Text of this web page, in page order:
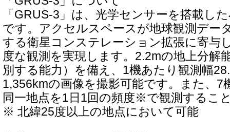
「GRUS-3」は、光学センサーを搭載し
です。アクセルスペースが地球観測デー
する衛星コンステレーション拡張に寄与
度な観測を実現します。2.2mの地上分解
別する能力）を備え、1機あたり観測幅
1,356kmの画像を撮影可能です。また、7
同一地点を1日1回の頻度※で観測するこ
※ 北緯25度以上の地点において可能